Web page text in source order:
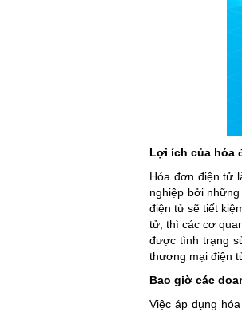
Lợi ích của hóa
Hóa đơn điện tử
nghiệp bởi
điện tử sẽ tiết
tử, thì các cơ
được tình trạng
thương mại điện
Bao giờ các
Việc áp dụng